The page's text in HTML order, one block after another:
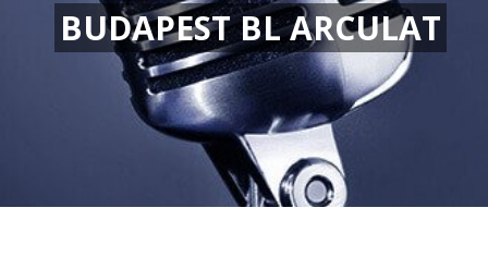
BUDAPEST BL ARCULAT